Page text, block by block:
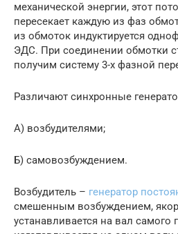
механической энергии, этот
пересекает каждую из фаз
из обмоток индуктируется
ЭДС. При соединении обмотки
получим систему 3-х фазной
Различают синхронные
А) возбудителями;
Б) самовозбуждением.
Возбудитель – генератор
смешенным возбуждением,
устанавливается на вал самого